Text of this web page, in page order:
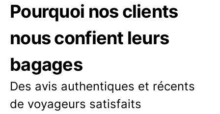
Pourquoi nos clients
nous confient leurs
bagages
Des avis authentiques et récents
de voyageurs satisfaits